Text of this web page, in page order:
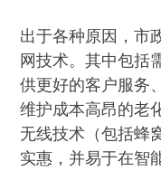
出于各种原因，市
网技术。其中包括
供更好的客户服务
维护成本高昂的老
无线技术（包括蜂
实惠，并易于在智